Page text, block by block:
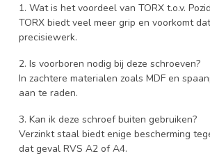
1. Wat is het voordeel van TORX t.o.v.
TORX biedt veel meer grip en voorkomt
precisiewerk.
2. Is voorboren nodig bij deze schroeven?
In zachtere materialen zoals MDF en
aan te raden.
3. Kan ik deze schroef buiten gebruiken?
Verzinkt staal biedt enige bescherming
dat geval RVS A2 of A4.